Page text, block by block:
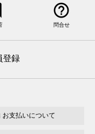
help_outline
問合せ
登録
お支払いについて